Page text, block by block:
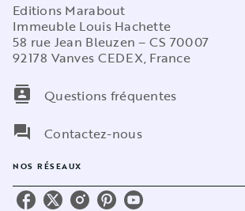
Editions Marabout
Immeuble Louis Hachette
58 rue Jean Bleuzen – CS 70007
92178 Vanves CEDEX, France
contacts
Questions fréquentes
question_answer
Contactez-nous
NOS RÉSEAUX